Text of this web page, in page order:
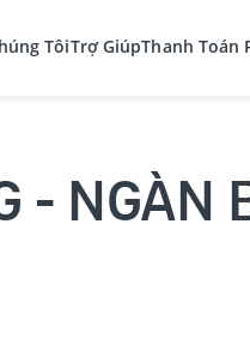
TôiTrợ GiúpThanh Toán
- NGÀN